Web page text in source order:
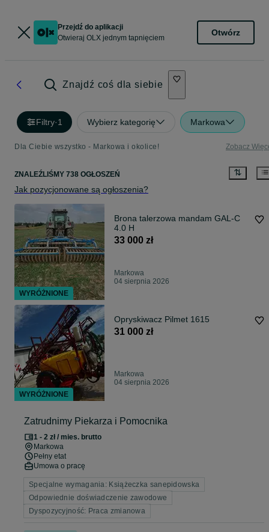
Przejdź do aplikacji
Otwieraj OLX jednym tapnięciem
Otwórz
Znajdź coś dla siebie
Filtry·1 Wybierz kategorię Markowa
Dla Ciebie wszystko - Markowa i okolice! Zobacz
ZNALEŹLIŚMY 738 OGŁOSZEŃ
Jak pozycjonowane są ogłoszenia?
Brona talerzowa mandam GAL-C
4.0 H
33 000 zł
Markowa
04 sierpnia 2026
Opryskiwacz Pilmet 1615
31 000 zł
Markowa
04 sierpnia 2026
Zatrudnimy Piekarza i Pomocnika
1 - 2 zł / mies. brutto
Markowa
Pełny etat
Umowa o pracę
Specjalne wymagania: Książeczka sanepidowska
Odpowiednie doświadczenie zawodowe
Dyspozycyjność: Praca zmianowa
WYRÓŻNIONE
WYRÓŻNIONE